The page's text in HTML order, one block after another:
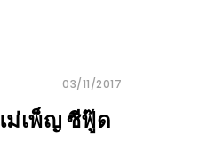
03/11/2017
ม่เพ็ญ ซีฟู๊ด